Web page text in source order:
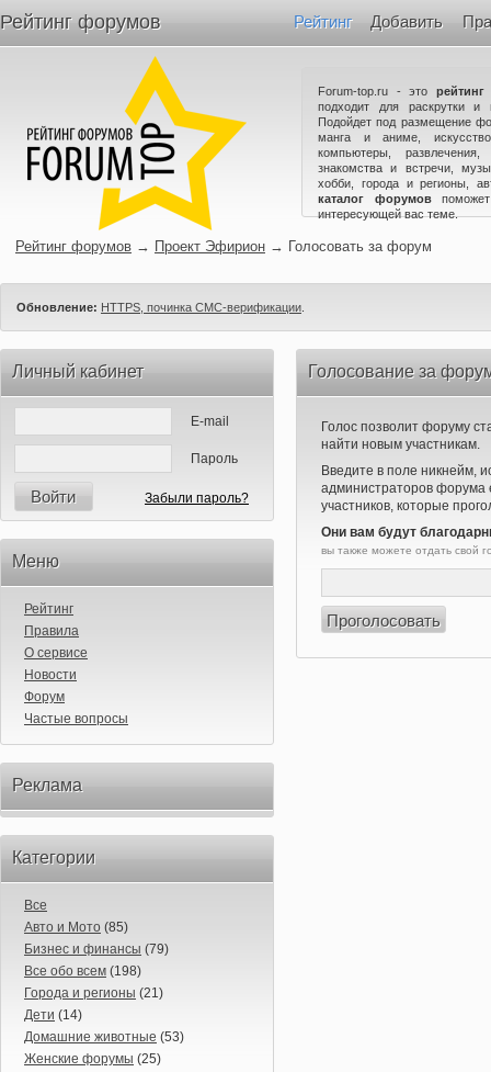
Рейтинг форумов Рейтинг Добавить
Forum-top.ru - это
подходит для раскрутки и
Подойдет под размещение
манга и аниме,
компьютеры,
знакомства и встречи,
хобби, города и регионы,
каталог форумов
интересующей вас теме.
Рейтинг форумов → Проект Эфирион → Голосовать за форум
Обновление: HTTPS, починка СМС-верификации
Личный кабинет
E-mail
Пароль
Войти Забыли пароль?
Меню
Рейтинг
Правила
О сервисе
Новости
Форум
Частые вопросы
Реклама
Категории
Все
Авто и Мото (85)
Бизнес и финансы (79)
Все обо всем (198)
Города и регионы (21)
Дети (14)
Домашние животные (53)
Женские форумы (25)
Голосование за
Голос позволит форуму
найти новым участникам.
Введите в поле никнейм,
администраторов форума
участников, которые
Они вам будут
вы также можете отдать свой